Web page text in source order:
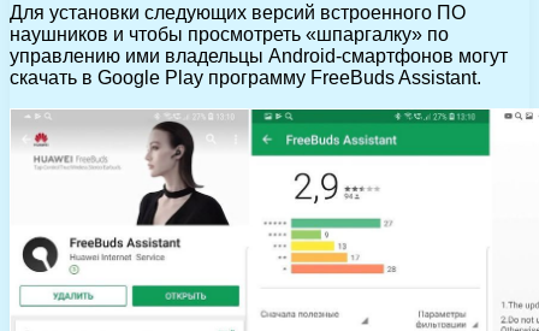
Для установки следующих версий встроенного ПО
наушников и чтобы просмотреть «шпаргалку» по
управлению ими владельцы Android-смартфонов могут
скачать в Google Play программу FreeBuds Assistant.